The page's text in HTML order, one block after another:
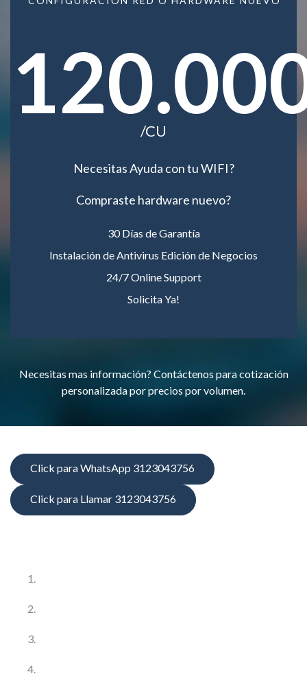
/CU
Necesitas Ayuda con tu WIFI?
Compraste hardware nuevo?
30 Días de Garantía
Instalación de Antivirus Edición de Negocios
24/7 Online Support
Solicita Ya!
Necesitas mas información? Contáctenos para cotización
personalizada por precios por volumen.
Click para WhatsApp 3123043756
Click para Llamar 3123043756